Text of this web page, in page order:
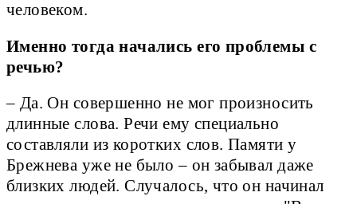
человеком.
Именно тогда начались его проблемы с
речью?
– Да. Он совершенно не мог произносить
длинные слова. Речи ему специально
составляли из коротких слов. Памяти у
Брежнева уже не было – он забывал даже
близких людей. Случалось, что он начинал